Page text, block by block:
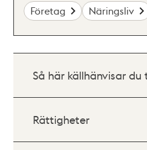
Företag Näringsliv
Så här källhänvisar
Rättigheter